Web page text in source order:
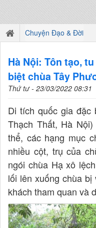
Chuyện Đạo & Đời
Hà Nội: Tôn tạo,
biệt chùa Tây
Thứ tư - 23/03/2022 08:31
Di tích quốc gia đặc
Thạch Thất, Hà
thể, các hạng mục
nhiều cột, trụ của
ngói chùa Hạ xô
lối lên xuống chùa
khách tham quan và